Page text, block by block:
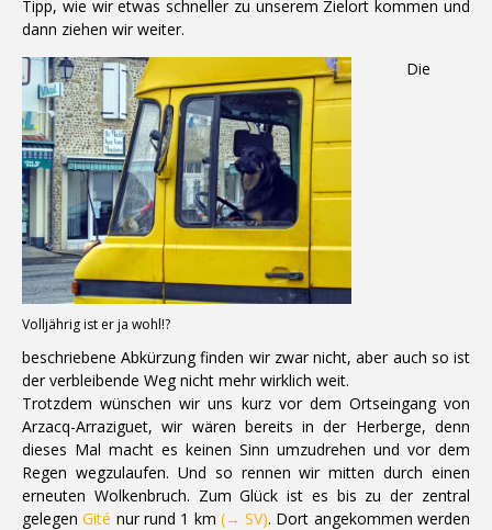
Tipp, wie wir etwas schneller zu unserem Zielort kommen und
dann ziehen wir weiter.
Volljährig ist er ja wohl!?
Die
beschriebene Abkürzung finden wir zwar nicht, aber auch so ist
der verbleibende Weg nicht mehr wirklich weit.
Trotzdem wünschen wir uns kurz vor dem Ortseingang von
Arzacq-Arraziguet, wir wären bereits in der Herberge, denn
dieses Mal macht es keinen Sinn umzudrehen und vor dem
Regen wegzulaufen. Und so rennen wir mitten durch einen
erneuten Wolkenbruch. Zum Glück ist es bis zu der zentral
gelegenGité nur rund 1 km (→ SV). Dort angekommen werden